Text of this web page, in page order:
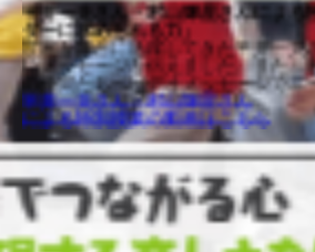
平井一夫さん・村山輝星さんによる特
ダーに求められる力」
世界を舞台に活躍してきた平井一夫さ
にメッセージを伝えました。また、村
の仲間たちへビデオメッセージでエー
平井一夫さん・村山輝星さん
による特別授業の動画はこちら